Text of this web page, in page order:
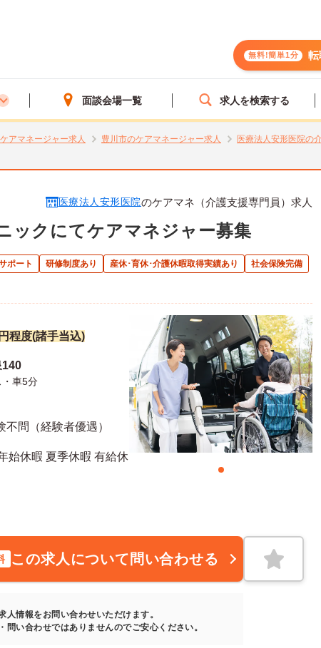
無料!簡単1分
面談会場一覧 求人を検索する
アマネージャー求人 豊川市のケアマネージャー求人
医療法人安形医院の
医療法人安形医院のケアマネ（介護支援専門員）求人
ックにてケアマネジャー募集
ポート 研修制度あり 産休･育休･介護休暇取得実績あり
社会保険完備
程度(諸手当込)
140
・車5分
問（経験者優遇）
始休暇 夏季休暇 有給休
この求人について問い合わせる
人情報をお問い合わせいただけます。
問い合わせではありませんのでご安心ください。